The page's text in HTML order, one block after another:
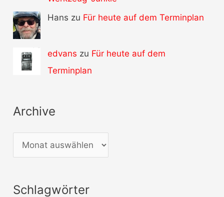
Hans zu Für heute auf dem Terminplan
edvans zu Für heute auf dem
Terminplan
Archive
r
h
Schlagwörter